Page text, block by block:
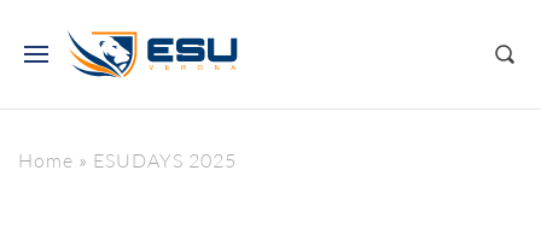
Home » ESUDAYS 2025